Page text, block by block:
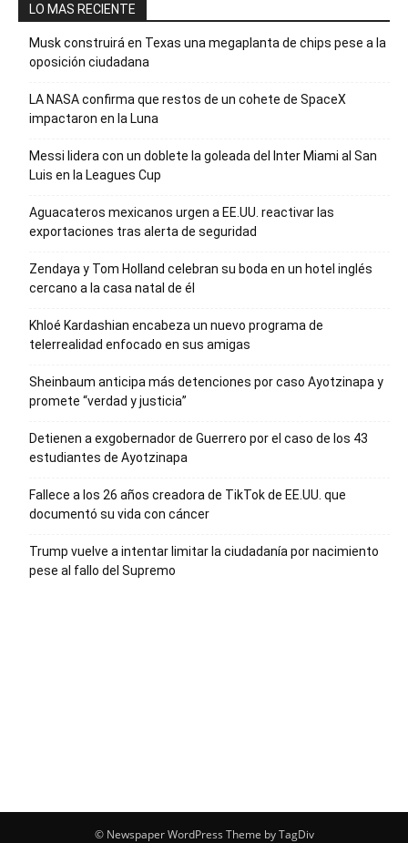
LO MAS RECIENTE
Musk construirá en Texas una megaplanta de chips pese a la
oposición ciudadana
LA NASA confirma que restos de un cohete de SpaceX
impactaron en la Luna
Messi lidera con un doblete la goleada del Inter Miami al San
Luis en la Leagues Cup
Aguacateros mexicanos urgen a EE.UU. reactivar las
exportaciones tras alerta de seguridad
Zendaya y Tom Holland celebran su boda en un hotel inglés
cercano a la casa natal de él
Khloé Kardashian encabeza un nuevo programa de
telerrealidad enfocado en sus amigas
Sheinbaum anticipa más detenciones por caso Ayotzinapa y
promete “verdad y justicia”
Detienen a exgobernador de Guerrero por el caso de los 43
estudiantes de Ayotzinapa
Fallece a los 26 años creadora de TikTok de EE.UU. que
documentó su vida con cáncer
Trump vuelve a intentar limitar la ciudadanía por nacimiento
pese al fallo del Supremo
© Newspaper WordPress Theme by TagDiv